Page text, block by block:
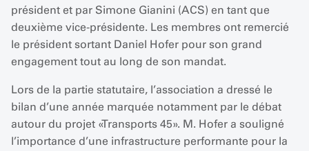
président et par Simone Gianini (ACS) en tant que
deuxième vice-présidente. Les membres ont remercié
le président sortant Daniel Hofer pour son grand
engagement tout au long de son mandat.
Lors de la partie statutaire, l’association a dressé le
bilan d’une année marquée notamment par le débat
autour du projet «Transports 45». M. Hofer a souligné
l’importance d’une infrastructure performante pour la